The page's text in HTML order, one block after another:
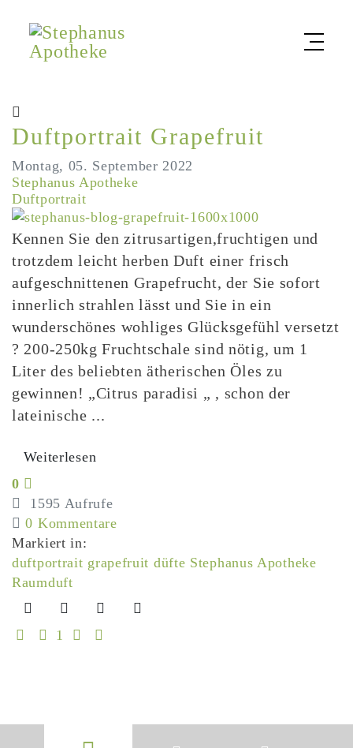
Duftportrait Grapefruit
Montag, 05. September 2022
Stephanus Apotheke
Duftportrait
Kennen Sie den zitrusartigen,fruchtigen und
trotzdem leicht herben Duft einer frisch
aufgeschnittenen Grapefrucht, der Sie sofort
innerlich strahlen lässt und Sie in ein
wunderschönes wohliges Glücksgefühl versetzt
? 200-250kg Fruchtschale sind nötig, um 1
Liter des beliebten ätherischen Öles zu
gewinnen! „Citrus paradisi „ , schon der
lateinische ...
Weiterlesen
0
1595 Aufrufe
0 Kommentare
Markiert in:
duftportrait grapefruit düfte Stephanus Apotheke
Raumduft
First Page
Previous Page
1 Next Page